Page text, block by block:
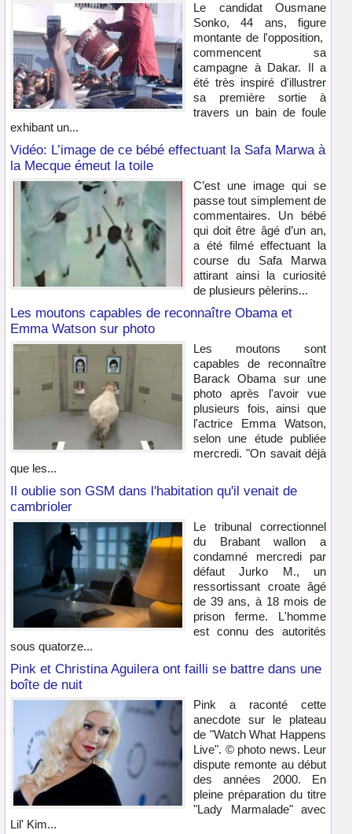
Le candidat Ousmane
Sonko, 44 ans, figure
montante de l'opposition,
commencent sa
campagne à Dakar. Il a
été très inspiré d'illustrer
sa première sortie à
travers un bain de foule
exhibant un...
Vidéo: L’image de ce bébé effectuant la Safa Marwa à
la Mecque émeut la toile
C’est une image qui se
passe tout simplement de
commentaires. Un bébé
qui doit être âgé d’un an,
a été filmé effectuant la
course du Safa Marwa
attirant ainsi la curiosité
de plusieurs pèlerins...
Les moutons capables de reconnaître Obama et
Emma Watson sur photo
Les moutons sont
capables de reconnaître
Barack Obama sur une
photo après l'avoir vue
plusieurs fois, ainsi que
l'actrice Emma Watson,
selon une étude publiée
mercredi. "On savait déjà
que les...
Il oublie son GSM dans l'habitation qu'il venait de
cambrioler
Le tribunal correctionnel
du Brabant wallon a
condamné mercredi par
défaut Jurko M., un
ressortissant croate âgé
de 39 ans, à 18 mois de
prison ferme. L'homme
est connu des autorités
sous quatorze...
Pink et Christina Aguilera ont failli se battre dans une
boîte de nuit
Pink a raconté cette
anecdote sur le plateau
de "Watch What Happens
Live". © photo news. Leur
dispute remonte au début
des années 2000. En
pleine préparation du titre
"Lady Marmalade" avec
Lil' Kim...